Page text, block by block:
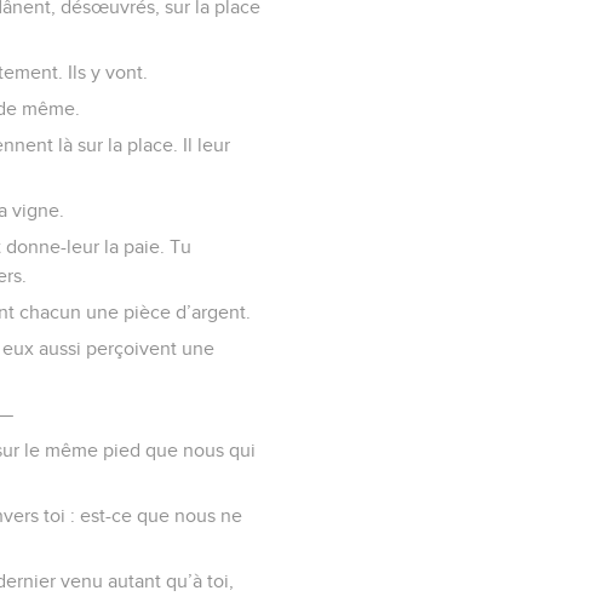
désœuvrés, sur la place
Ils y vont.
même.
là sur la place. Il leur
vigne.
leur la paie. Tu
chacun une pièce d’argent.
aussi perçoivent une
le même pied que nous qui
toi : est-ce que nous ne
venu autant qu’à toi,